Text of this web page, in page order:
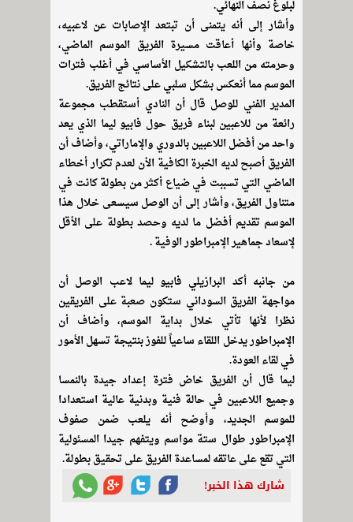
لبلوغ نصف النهائي.
وأشار إلى أنه يتمنى أن تبتعد الإصابات عن لاعبيه،
خاصة وأنها أعاقت مسيرة الفريق الموسم الماضي،
وحرمته من اللعب بالتشكيل الأساسي في أغلب فترات
الموسم مما أنعكس بشكل سلبي على نتائج الفريق.
المدير الفني للوصل قال أن النادي أستقطب مجموعة
رائعة من للاعبين لبناء فريق حول فابيو ليما الذي يعد
واحد من أفضل اللاعبين بالدوري والإماراتي، وأضاف أن
الفريق أصبح لديه الخبرة الكافية الأن لعدم تكرار أخطاء
الماضي التي تسببت في ضياع أكثر من بطولة كانت في
متناول الفريق، وأشار إلى أن الوصل سيسعى خلال هذا
الموسم تقديم أفضل ما لديه وحصد بطولة على الأقل
لإسعاد جماهير الإمبراطور الوفية.
من جانبه أكد البرازيلي فابيو ليما لاعب الوصل أن
مواجهة الفريق السوداني ستكون صعبة على الفريقين
نظرا لأنها تأتي خلال بداية الموسم، وأضاف أن
الإمبراطور يدخل اللقاء ساعياً للفوز بنتيجة تسهل الأمور
في لقاء العودة.
ليما قال أن الفريق خاض فترة إعداد جيدة بالنمسا
وجميع اللاعبين في حالة فنية وبدنية عالية استعدادا
للموسم الجديد، وأوضح أنه يلعب ضمن صفوف
الإمبراطور طوال ستة مواسم ويتفهم جيدا المسئولية
التي تقع على عاتقه لمساعدة الفريق على تحقيق بطولة.
شارك هذا الخبر!